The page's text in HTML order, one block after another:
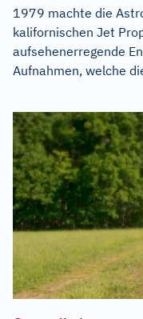
1979 machte die
kalifornischen Jet
aufsehenerregende
Aufnahmen, welche